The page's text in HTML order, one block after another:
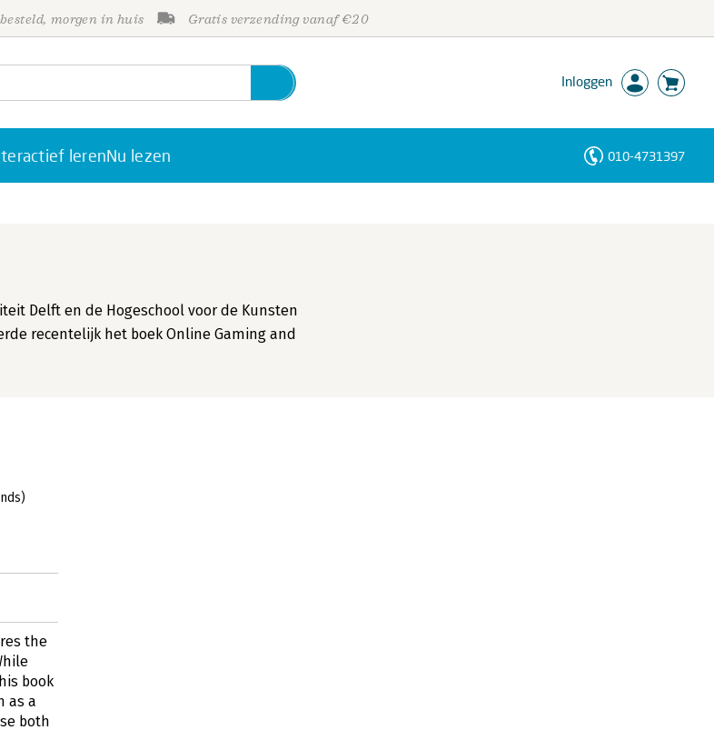
morgen in huis Gratis verzending vanaf €20
Inloggen
lerenNu lezen 010-4731397
Delft en de Hogeschool voor de Kunsten
recentelijk het boek Online Gaming and
the
book
as a
both
Personen